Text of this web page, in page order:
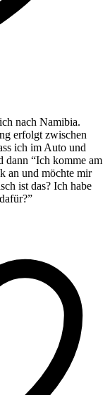
nach Namibia.
erfolgt zwischen
ich im Auto und
dann “Ich komme am
an und möchte mir
ist das? Ich habe